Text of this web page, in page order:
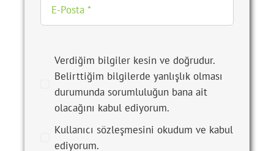
Belirttiğim bilgilerde yanlışlık olması
durumunda sorumluluğun bana ait
olacağını kabul ediyorum.
Kullanıcı sözleşmesini okudum ve kabul
ediyorum.